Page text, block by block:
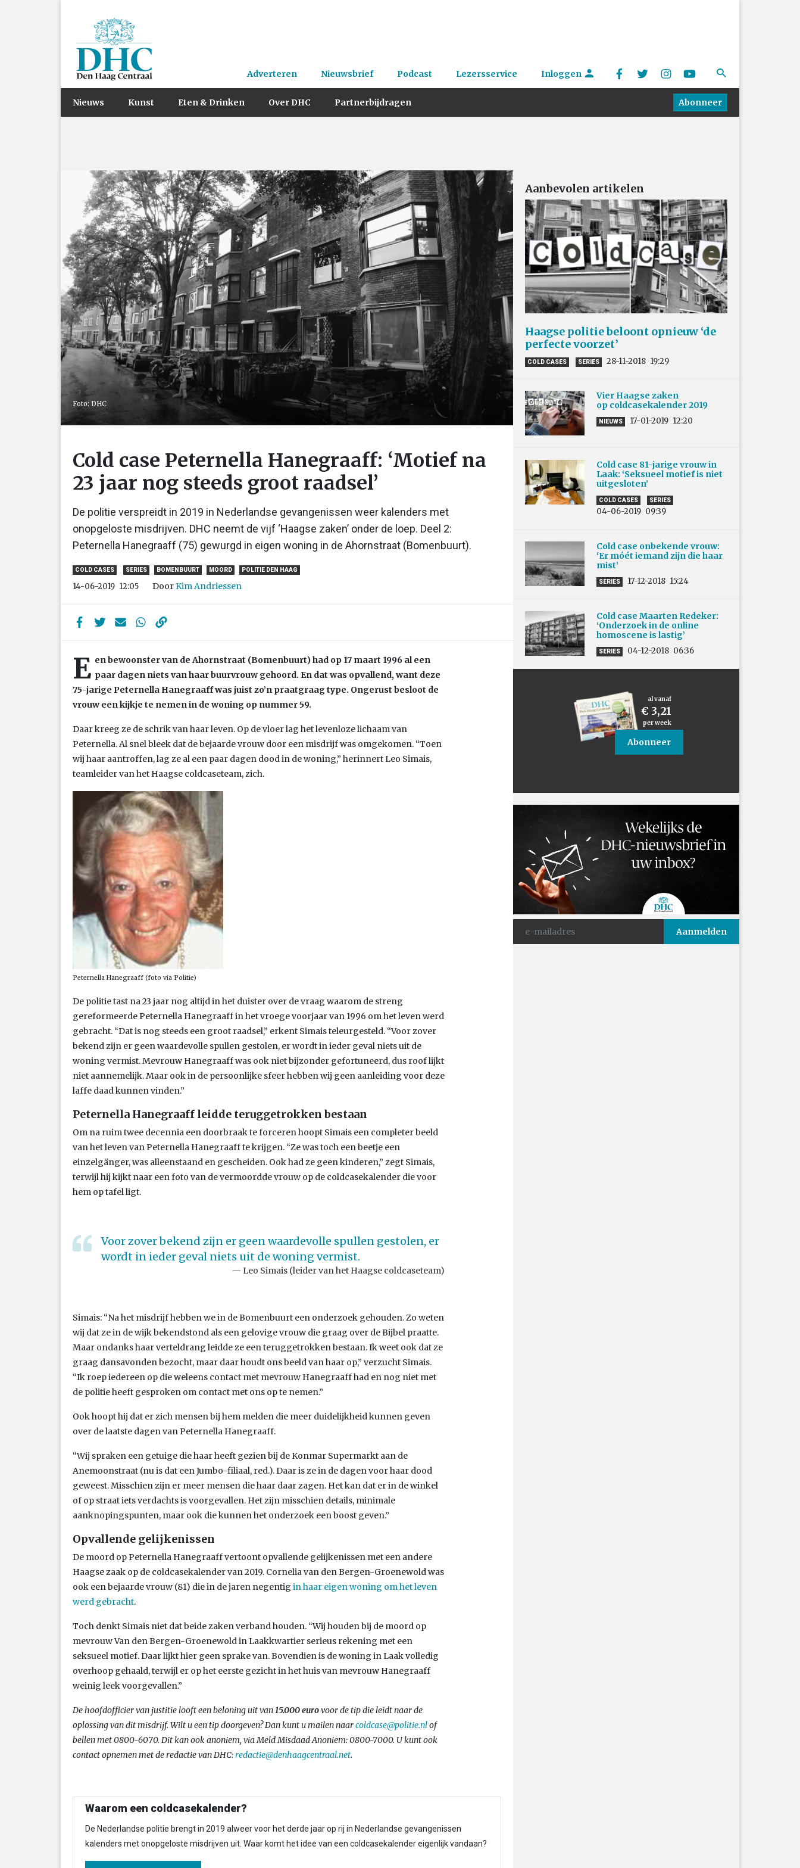
Adverteren Nieuwsbrief Podcast Lezersservice Inloggen
Nieuws Kunst Eten & Drinken Over DHC Partnerbijdragen Abonneer
Foto: DHC
Cold case Peternella Hanegraaff: ‘Motief na
23 jaar nog steeds groot raadsel’
De politie verspreidt in 2019 in Nederlandse gevangenissen weer kalenders met
onopgeloste misdrijven. DHC neemt de vijf ‘Haagse zaken’ onder de loep. Deel 2:
Peternella Hanegraaff (75) gewurgd in eigen woning in de Ahornstraat (Bomenbuurt).
COLD CASES SERIES BOMENBUURT MOORD POLITIE DEN HAAG
14-06-2019 12:05 DoorKim Andriessen
E en bewoonster van de Ahornstraat (Bomenbuurt) had op 17 maart 1996 al een
paar dagen niets van haar buurvrouw gehoord. En dat was opvallend, want deze
75-jarige Peternella Hanegraaff was juist zo’n praatgraag type. Ongerust besloot de
vrouw een kijkje te nemen in de woning op nummer 59.
Daar kreeg ze de schrik van haar leven. Op de vloer lag het levenloze lichaam van
Peternella. Al snel bleek dat de bejaarde vrouw door een misdrijf was omgekomen. “Toen
wij haar aantroffen, lag ze al een paar dagen dood in de woning,” herinnert Leo Simais,
teamleider van het Haagse coldcaseteam, zich.
Peternella Hanegraaff (foto via Politie)
De politie tast na 23 jaar nog altijd in het duister over de vraag waarom de streng
gereformeerde Peternella Hanegraaff in het vroege voorjaar van 1996 om het leven werd
gebracht. “Dat is nog steeds een groot raadsel,” erkent Simais teleurgesteld. “Voor zover
bekend zijn er geen waardevolle spullen gestolen, er wordt in ieder geval niets uit de
woning vermist. Mevrouw Hanegraaff was ook niet bijzonder gefortuneerd, dus roof lijkt
niet aannemelijk. Maar ook in de persoonlijke sfeer hebben wij geen aanleiding voor deze
laffe daad kunnen vinden.”
Peternella Hanegraaff leidde teruggetrokken bestaan
Om na ruim twee decennia een doorbraak te forceren hoopt Simais een completer beeld
van het leven van Peternella Hanegraaff te krijgen. “Ze was toch een beetje een
einzelgänger, was alleenstaand en gescheiden. Ook had ze geen kinderen,” zegt Simais,
terwijl hij kijkt naar een foto van de vermoordde vrouw op de coldcasekalender die voor
hem op tafel ligt.
Voor zover bekend zijn er geen waardevolle spullen gestolen, er
wordt in ieder geval niets uit de woning vermist.
Leo Simais (leider van het Haagse coldcaseteam)
Simais: “Na het misdrijf hebben we in de Bomenbuurt een onderzoek gehouden. Zo weten
wij dat ze in de wijk bekendstond als een gelovige vrouw die graag over de Bijbel praatte.
Maar ondanks haar verteldrang leidde ze een teruggetrokken bestaan. Ik weet ook dat ze
graag dansavonden bezocht, maar daar houdt ons beeld van haar op,” verzucht Simais.
“Ik roep iedereen op die weleens contact met mevrouw Hanegraaff had en nog niet met
de politie heeft gesproken om contact met ons op te nemen.”
Ook hoopt hij dat er zich mensen bij hem melden die meer duidelijkheid kunnen geven
over de laatste dagen van Peternella Hanegraaff.
“Wij spraken een getuige die haar heeft gezien bij de Konmar Supermarkt aan de
Anemoonstraat (nu is dat een Jumbo-filiaal, red.). Daar is ze in de dagen voor haar dood
geweest. Misschien zijn er meer mensen die haar daar zagen. Het kan dat er in de winkel
of op straat iets verdachts is voorgevallen. Het zijn misschien details, minimale
aanknopingspunten, maar ook die kunnen het onderzoek een boost geven.”
Opvallende gelijkenissen
De moord op Peternella Hanegraaff vertoont opvallende gelijkenissen met een andere
Haagse zaak op de coldcasekalender van 2019. Cornelia van den Bergen-Groenewold was
ook een bejaarde vrouw (81) die in de jaren negentig in haar eigen woning om het leven
werd gebracht.
Toch denkt Simais niet dat beide zaken verband houden. “Wij houden bij de moord op
mevrouw Van den Bergen-Groenewold in Laakkwartier serieus rekening met een
seksueel motief. Daar lijkt hier geen sprake van. Bovendien is de woning in Laak volledig
overhoop gehaald, terwijl er op het eerste gezicht in het huis van mevrouw Hanegraaff
weinig leek voorgevallen.”
De hoofdofficier van justitie looft een beloning uit van 15.000 eurovoor de tip die leidt naar de
oplossing van dit misdrijf. Wilt u een tip doorgeven? Dan kunt u mailen naarcoldcase@politie.nlof
bellen met 0800-6070. Dit kan ook anoniem, via Meld Misdaad Anoniem: 0800-7000. U kunt ook
contact opnemen met de redactie van DHC: redactie@denhaagcentraal.net.
Waarom een coldcasekalender?
De Nederlandse politie brengt in 2019 alweer voor het derde jaar op rij in Nederlandse gevangenissen
kalenders met onopgeloste misdrijven uit. Waar komt het idee van een coldcasekalender eigenlijk vandaan?
Aanbevolen artikelen
Haagse politie beloont opnieuw ‘de
perfecte voorzet’
COLD CASES SERIES 28-11-2018 19:29
Vier Haagse zaken
op coldcasekalender 2019
NIEUWS 17-01-2019 12:20
Cold case 81-jarige vrouw in
Laak: ‘Seksueel motief is niet
uitgesloten’
COLD CASES SERIES
04-06-2019 09:39
Cold case onbekende vrouw:
‘Er móét iemand zijn die haar
mist’
SERIES 17-12-2018 15:24
Cold case Maarten Redeker:
‘Onderzoek in de online
homoscene is lastig’
SERIES 04-12-2018 06:36
al vanaf
€ 3,21
per week
Abonneer